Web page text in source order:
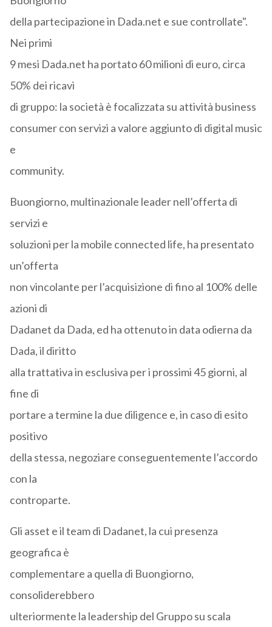
della partecipazione in Dada.net e sue controllate".
Nei primi
9 mesi Dada.net ha portato 60 milioni di euro, circa
50% dei ricavi
di gruppo: la società è focalizzata su attività business
consumer con servizi a valore aggiunto di digital music
e
community.
Buongiorno, multinazionale leader nell’offerta di
servizi e
soluzioni per la mobile connected life, ha presentato
un’offerta
non vincolante per l’acquisizione di fino al 100% delle
azioni di
Dadanet da Dada, ed ha ottenuto in data odierna da
Dada, il diritto
alla trattativa in esclusiva per i prossimi 45 giorni, al
fine di
portare a termine la due diligence e, in caso di esito
positivo
della stessa, negoziare conseguentemente l’accordo
con la
controparte.
Gli asset e il team di Dadanet, la cui presenza
geografica è
complementare a quella di Buongiorno,
consoliderebbero
ulteriormente la leadership del Gruppo su scala